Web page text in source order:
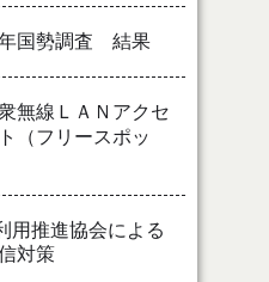
国勢調査 結果
無線ＬＡＮアクセ
（フリースポッ
用推進協会による
対策